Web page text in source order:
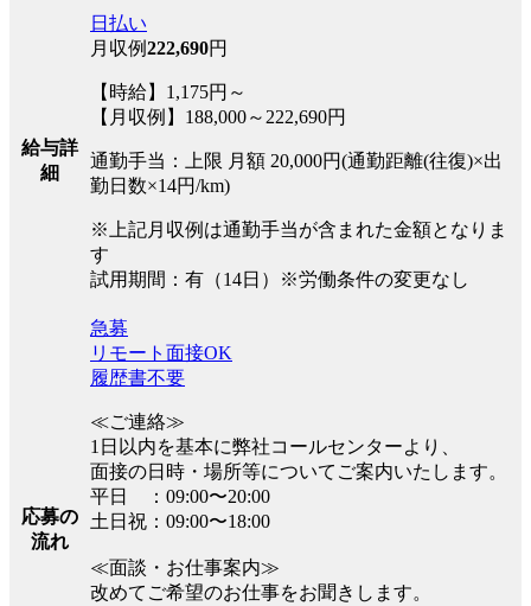
給与詳
細
日払い
月収例222,690円
【時給】1,175円～
【月収例】188,000～222,690円
通勤手当：上限 月額 20,000円(通勤距離(往復)×出
勤日数×14円/km)
※上記月収例は通勤手当が含まれた金額となりま
す
試用期間：有（14日）※労働条件の変更なし
応募の
流れ
急募
リモート面接OK
履歴書不要
≪ご連絡≫
1日以内を基本に弊社コールセンターより、
面接の日時・場所等についてご案内いたします。
平日 ：09:00〜20:00
土日祝：09:00〜18:00
≪面談・お仕事案内≫
改めてご希望のお仕事をお聞きします。